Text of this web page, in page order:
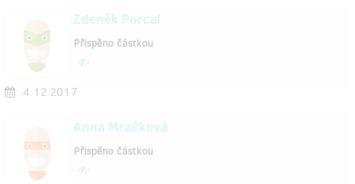
Zdeněk Porcal
4.12.2017
Přispěno částkou
Anna Mračková
Přispěno částkou